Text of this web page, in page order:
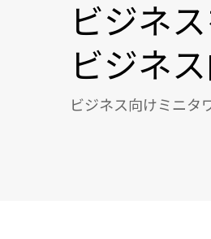
ビジネ
ビジネ
ビジネス向けミニタ